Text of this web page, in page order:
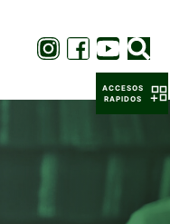
ACCESOS
RAPIDOS